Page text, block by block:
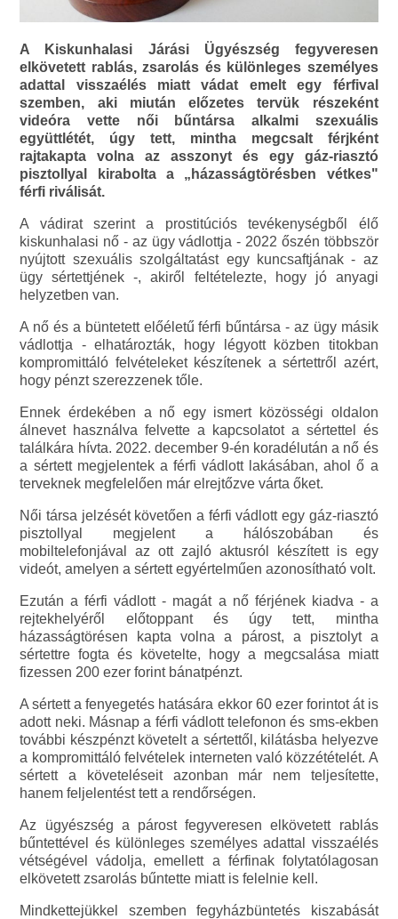
A Kiskunhalasi Járási Ügyészség fegyveresen
elkövetett rablás, zsarolás és különleges személyes
adattal visszaélés miatt vádat emelt egy férfival
szemben, aki miután előzetes tervük részeként
videóra vette női bűntársa alkalmi szexuális
együttlétét, úgy tett, mintha megcsalt férjként
rajtakapta volna az asszonyt és egy gáz-riasztó
pisztollyal kirabolta a „házasságtörésben vétkes"
férfi riválisát.
A vádirat szerint a prostitúciós tevékenységből élő
kiskunhalasi nő - az ügy vádlottja - 2022 őszén többször
nyújtott szexuális szolgáltatást egy kuncsaftjának - az
ügy sértettjének -, akiről feltételezte, hogy jó anyagi
helyzetben van.
A nő és a büntetett előéletű férfi bűntársa - az ügy másik
vádlottja - elhatározták, hogy légyott közben titokban
kompromittáló felvételeket készítenek a sértettről azért,
hogy pénzt szerezzenek tőle.
Ennek érdekében a nő egy ismert közösségi oldalon
álnevet használva felvette a kapcsolatot a sértettel és
találkára hívta. 2022. december 9-én koradélután a nő és
a sértett megjelentek a férfi vádlott lakásában, ahol ő a
terveknek megfelelően már elrejtőzve várta őket.
Női társa jelzését követően a férfi vádlott egy gáz-riasztó
pisztollyal megjelent a hálószobában és
mobiltelefonjával az ott zajló aktusról készített is egy
videót, amelyen a sértett egyértelműen azonosítható volt.
Ezután a férfi vádlott - magát a nő férjének kiadva - a
rejtekhelyéről előtoppant és úgy tett, mintha
házasságtörésen kapta volna a párost, a pisztolyt a
sértettre fogta és követelte, hogy a megcsalása miatt
fizessen 200 ezer forint bánatpénzt.
A sértett a fenyegetés hatására ekkor 60 ezer forintot át is
adott neki. Másnap a férfi vádlott telefonon és sms-ekben
további készpénzt követelt a sértettől, kilátásba helyezve
a kompromittáló felvételek interneten való közzétételét. A
sértett a követeléseit azonban már nem teljesítette,
hanem feljelentést tett a rendőrségen.
Az ügyészség a párost fegyveresen elkövetett rablás
bűntettével és különleges személyes adattal visszaélés
vétségével vádolja, emellett a férfinak folytatólagosan
elkövetett zsarolás bűntette miatt is felelnie kell.
Mindkettejükkel szemben fegyházbüntetés kiszabását